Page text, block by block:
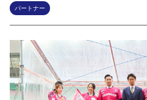
試合日程 / 結果
チームについて
選手・スタッフ スケジュール メデ
アカデミー
ハナサカプレーヤー 歴
チケット
チケット情報 販売スケジュール
シーズンシート
法人シーズンシート
特定興行入場券
譲渡サービス リ
観戦ガイド
クラブを知る
セレッソ大阪について
クラブ紹介 沿革 シーズン記録 求
ファンクラブ
パートナー